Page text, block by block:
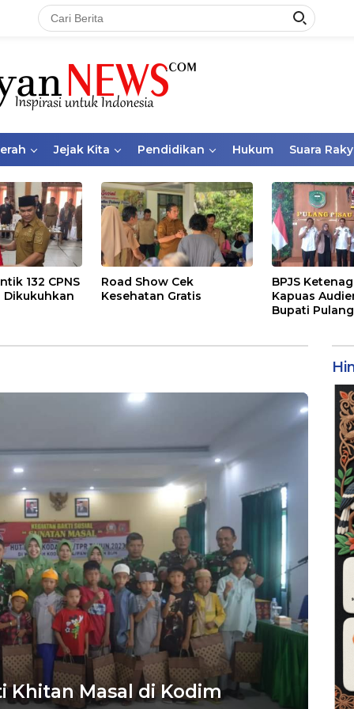
Jejak Kita Pendidikan Hukum Suara
132 CPNS
Dikukuhkan
Road Show Cek
Kesehatan Gratis
BPJS
Kapuas
Bupati
Khitan Masal di Kodim